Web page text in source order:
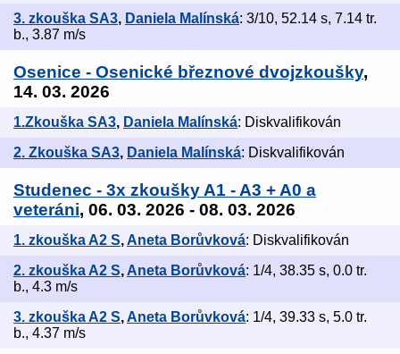
3. zkouška SA3, Daniela Malínská: 3/10, 52.14 s, 7.14 tr.
b., 3.87 m/s
Osenice - Osenické březnové dvojzkoušky,
14. 03. 2026
1.Zkouška SA3, Daniela Malínská: Diskvalifikován
2. Zkouška SA3, Daniela Malínská: Diskvalifikován
Studenec - 3x zkoušky A1 - A3 + A0 a
veteráni, 06. 03. 2026 - 08. 03. 2026
1. zkouška A2 S,Aneta Borůvková: Diskvalifikován
2. zkouška A2 S,Aneta Borůvková: 1/4, 38.35 s, 0.0 tr.
b., 4.3 m/s
3. zkouška A2 S,Aneta Borůvková: 1/4, 39.33 s, 5.0 tr.
b., 4.37 m/s